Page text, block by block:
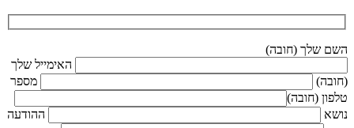
השם שלך (חובה)
האימייל שלך
(חובה)
מספר
טלפון (חובה)
נושא
ההודעה